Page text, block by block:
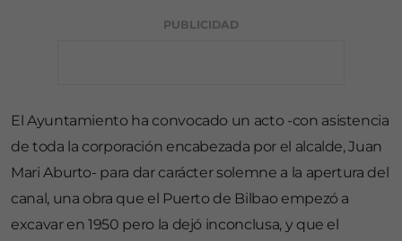
PUBLICIDAD
El Ayuntamiento ha convocado un acto -con asistencia
de toda la corporación encabezada por el alcalde, Juan
Mari Aburto- para dar carácter solemne a la apertura del
canal, una obra que el Puerto de Bilbao empezó a
excavar en 1950 pero la dejó inconclusa, y que el